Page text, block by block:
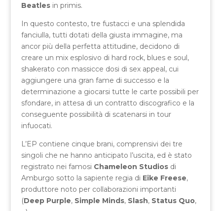
Beatlesin primis.
In questo contesto, tre fustacci e una splendida
fanciulla, tutti dotati della giusta immagine, ma
ancor più della perfetta attitudine, decidono di
creare un mix esplosivo di hard rock, blues e soul,
shakerato con massicce dosi di sex appeal, cui
aggiungere una gran fame di successo e la
determinazione a giocarsi tutte le carte possibili per
sfondare, in attesa di un contratto discografico e la
conseguente possibilità di scatenarsi in tour
infuocati.
L’EP contiene cinque brani, comprensivi dei tre
singoli che ne hanno anticipato l’uscita, ed è stato
registrato nei famosi Chameleon Studiosdi
Amburgo sotto la sapiente regia di Eike Freese,
produttore noto per collaborazioni importanti
(Deep Purple, Simple Minds, Slash, Status Quo,